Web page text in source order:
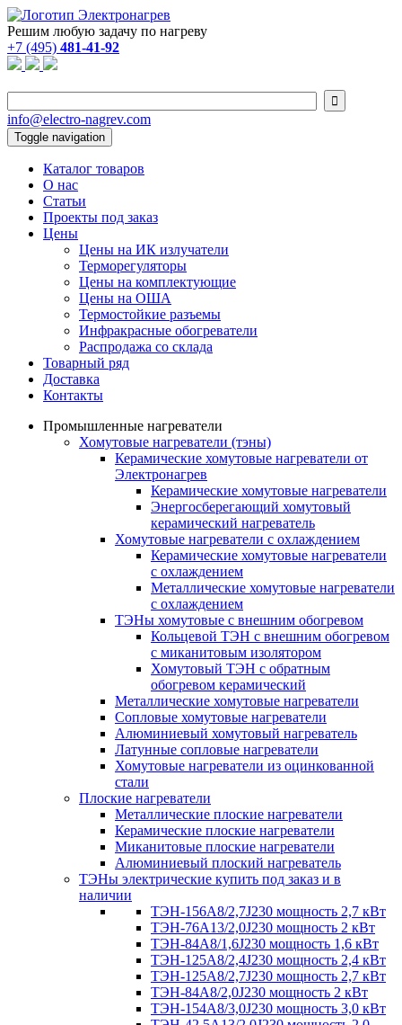
Решим любую задачу по нагреву
+7 (495) 481-41-92

info@electro-nagrev.com
Toggle navigation
Каталог товаров
О нас
Статьи
Проекты под заказ
Цены
Цены на ИК излучатели
Терморегуляторы
Цены на комплектующие
Цены на ОША
Термостойкие разъемы
Инфракрасные обогреватели
Распродажа со склада
Товарный ряд
Доставка
Контакты
Промышленные нагреватели
Хомутовые нагреватели (тэны)
Керамические хомутовые нагреватели от
Электронагрев
Керамические хомутовые нагреватели
Энергосберегающий хомутовый
керамический нагреватель
Хомутовые нагреватели с охлаждением
Керамические хомутовые нагреватели
с охлаждением
Металлические хомутовые нагреватели
с охлаждением
ТЭНы хомутовые с внешним обогревом
Кольцевой ТЭН с внешним обогревом
с миканитовым изолятором
Хомутовый ТЭН с обратным
обогревом керамический
Металлические хомутовые нагреватели
Сопловые хомутовые нагреватели
Алюминиевый хомутовый нагреватель
Латунные сопловые нагреватели
Хомутовые нагреватели из оцинкованной
стали
Плоские нагреватели
Металлические плоские нагреватели
Керамические плоские нагреватели
Миканитовые плоские нагреватели
Алюминиевый плоский нагреватель
ТЭНы электрические купить под заказ и в
наличии
ТЭН-156А8/2,7J230 мощность 2,7 кВт
ТЭН-76А13/2,0J230 мощность 2 кВт
ТЭН-84А8/1,6J230 мощность 1,6 кВт
ТЭН-125А8/2,4J230 мощность 2,4 кВт
ТЭН-125А8/2,7J230 мощность 2,7 кВт
ТЭН-84А8/2,0J230 мощность 2 кВт
ТЭН-154А8/3,0J230 мощность 3,0 кВт